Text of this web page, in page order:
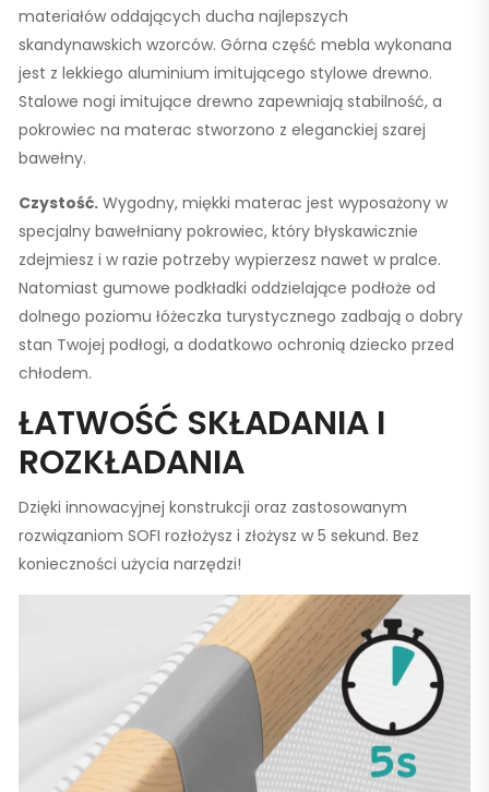
materiałów oddających ducha najlepszych
skandynawskich wzorców. Górna część mebla wykonana
jest z lekkiego aluminium imitującego stylowe drewno.
Stalowe nogi imitujące drewno zapewniają stabilność, a
pokrowiec na materac stworzono z eleganckiej szarej
bawełny.
Czystość. Wygodny, miękki materac jest wyposażony w
specjalny bawełniany pokrowiec, który błyskawicznie
zdejmiesz i w razie potrzeby wypierzesz nawet w pralce.
Natomiast gumowe podkładki oddzielające podłoże od
dolnego poziomu łóżeczka turystycznego zadbają o dobry
stan Twojej podłogi, a dodatkowo ochronią dziecko przed
chłodem.
ŁATWOŚĆ SKŁADANIA I
ROZKŁADANIA
Dzięki innowacyjnej konstrukcji oraz zastosowanym
rozwiązaniom SOFI rozłożysz i złożysz w 5 sekund. Bez
konieczności użycia narzędzi!